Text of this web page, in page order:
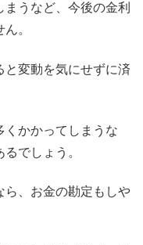
うなど、今後の金利
。
変動を気にせずに済
くかかってしまうな
でしょう。
ら、お金の勘定もしや